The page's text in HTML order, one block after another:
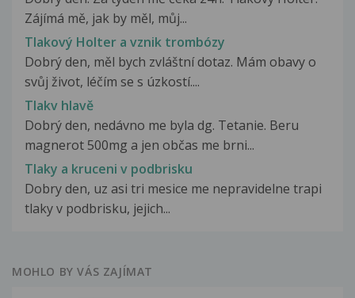
Zájímá mě, jak by měl, můj...
Tlakový Holter a vznik trombózy
Dobrý den, měl bych zvláštní dotaz. Mám obavy o
svůj život, léčím se s úzkostí....
Tlakv hlavě
Dobrý den, nedávno me byla dg. Tetanie. Beru
magnerot 500mg a jen občas me brni...
Tlaky a kruceni v podbrisku
Dobry den, uz asi tri mesice me nepravidelne trapi
tlaky v podbrisku, jejich...
MOHLO BY VÁS ZAJÍMAT